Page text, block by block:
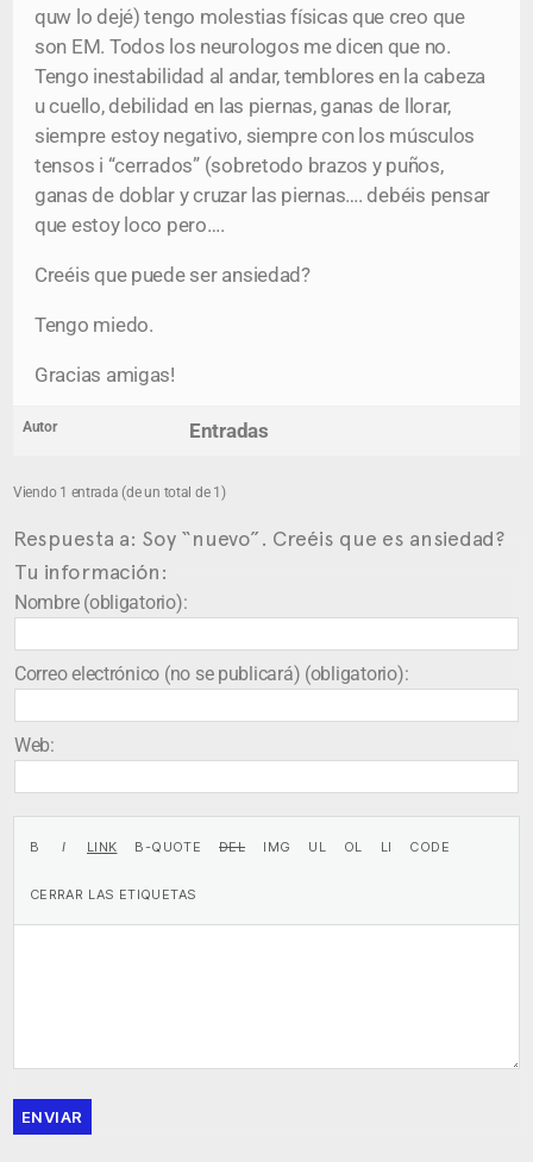
quw lo dejé) tengo molestias físicas que creo que
son EM. Todos los neurologos me dicen que no.
Tengo inestabilidad al andar, temblores en la cabeza
u cuello, debilidad en las piernas, ganas de llorar,
siempre estoy negativo, siempre con los músculos
tensos i “cerrados” (sobretodo brazos y puños,
ganas de doblar y cruzar las piernas…. debéis pensar
que estoy loco pero….
Creéis que puede ser ansiedad?
Tengo miedo.
Gracias amigas!
Autor Entradas
Viendo 1 entrada (de un total de 1)
Respuesta a: Soy “nuevo”. Creéis que es ansiedad?
Tu información:
Nombre (obligatorio):
Correo electrónico (no se publicará) (obligatorio):
Web:
ENVIAR